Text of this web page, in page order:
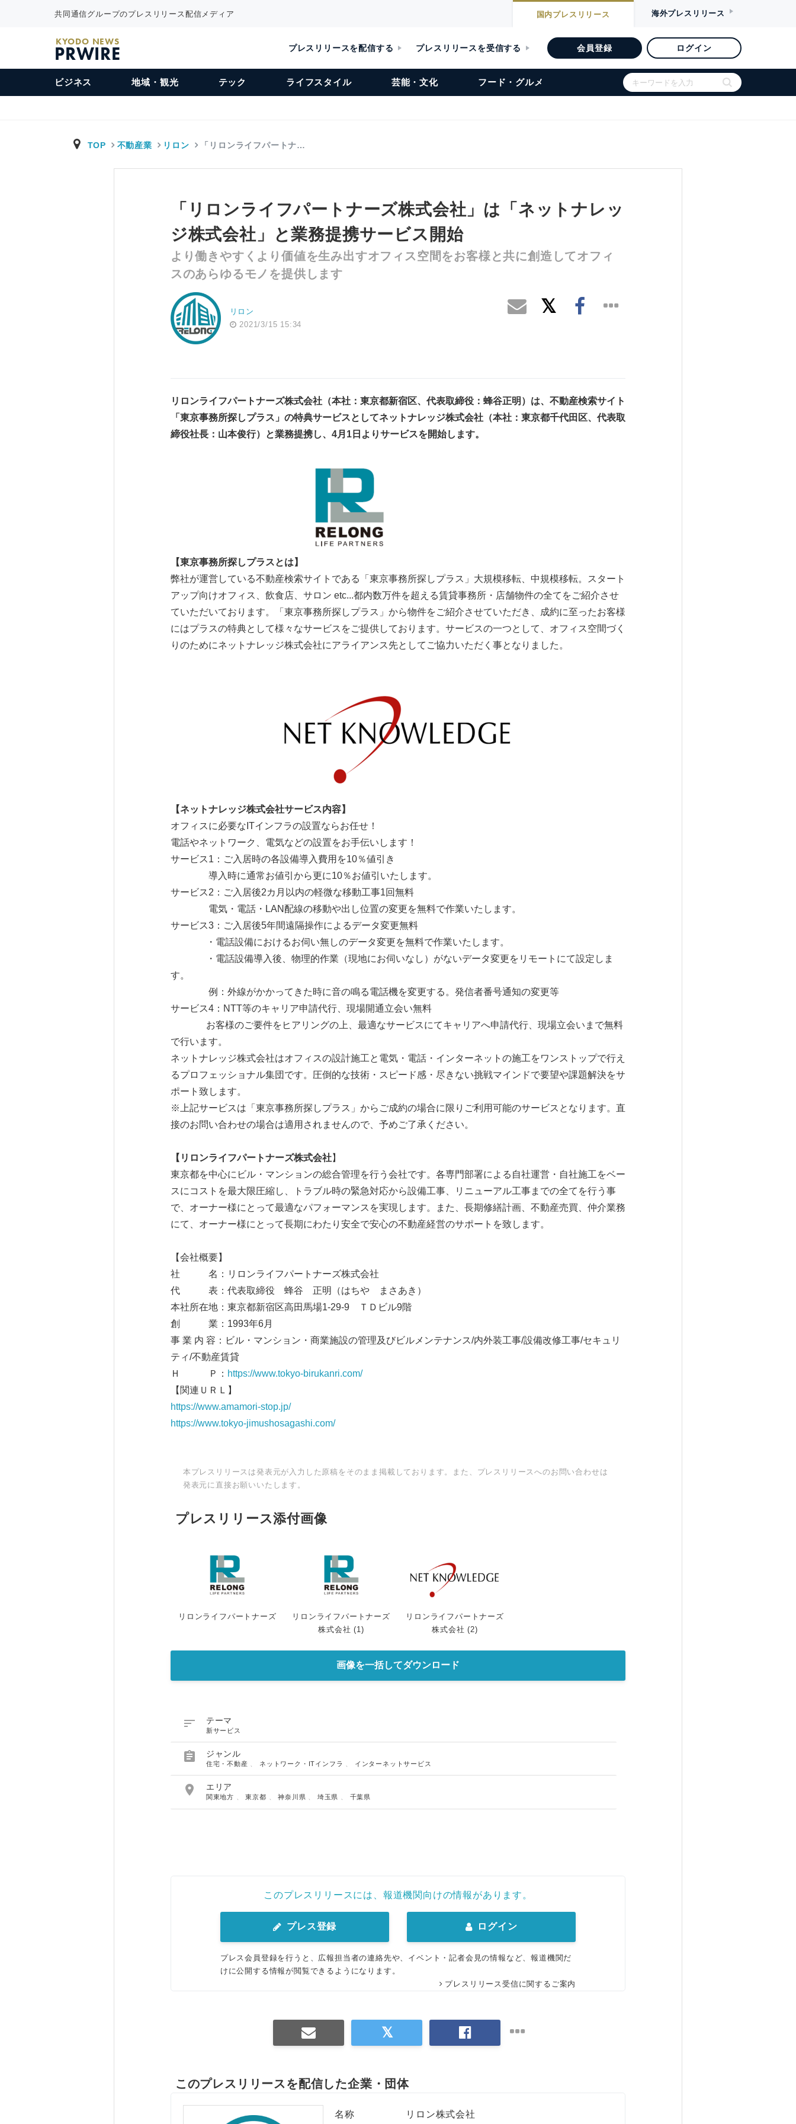
共同通信グループのプレスリリース配信メディア 国内プレスリリース 海外プレスリリース
KYODO NEWS
PRWIRE プレスリリースを配信する プレスリリースを受信する 会員登録 ログイン
ビジネス 地域・観光 テック ライフスタイル 芸能・文化 フード・グルメ
TOP 不動産業 リロン 「リロンライフパートナ…
「リロンライフパートナーズ株式会社」は「ネットナレッ
ジ株式会社」と業務提携サービス開始
より働きやすくより価値を生み出すオフィス空間をお客様と共に創造してオフィ
スのあらゆるモノを提供します
リロン
2021/3/15 15:34
リロンライフパートナーズ株式会社（本社：東京都新宿区、代表取締役：蜂谷正明）は、不動産検索サイト
「東京事務所探しプラス」の特典サービスとしてネットナレッジ株式会社（本社：東京都千代田区、代表取
締役社長：山本俊行）と業務提携し、4月1日よりサービスを開始します。
【東京事務所探しプラスとは】
弊社が運営している不動産検索サイトである「東京事務所探しプラス」大規模移転、中規模移転。スタート
アップ向けオフィス、飲食店、サロン etc...都内数万件を超える賃貸事務所・店舗物件の全てをご紹介させ
ていただいております。「東京事務所探しプラス」から物件をご紹介させていただき、成約に至ったお客様
にはプラスの特典として様々なサービスをご提供しております。サービスの一つとして、オフィス空間づく
りのためにネットナレッジ株式会社にアライアンス先としてご協力いただく事となりました。
【ネットナレッジ株式会社サービス内容】
オフィスに必要なITインフラの設置ならお任せ！
電話やネットワーク、電気などの設置をお手伝いします！
サービス1：ご入居時の各設備導入費用を10％値引き
導入時に通常お値引から更に10％お値引いたします。
サービス2：ご入居後2カ月以内の軽微な移動工事1回無料
電気・電話・LAN配線の移動や出し位置の変更を無料で作業いたします。
サービス3：ご入居後5年間遠隔操作によるデータ変更無料
・電話設備におけるお伺い無しのデータ変更を無料で作業いたします。
・電話設備導入後、物理的作業（現地にお伺いなし）がないデータ変更をリモートにて設定しま
す。
例：外線がかかってきた時に音の鳴る電話機を変更する。発信者番号通知の変更等
サービス4：NTT等のキャリア申請代行、現場開通立会い無料
お客様のご要件をヒアリングの上、最適なサービスにてキャリアへ申請代行、現場立会いまで無料
で行います。
ネットナレッジ株式会社はオフィスの設計施工と電気・電話・インターネットの施工をワンストップで行え
るプロフェッショナル集団です。圧倒的な技術・スピード感・尽きない挑戦マインドで要望や課題解決をサ
ポート致します。
※上記サービスは「東京事務所探しプラス」からご成約の場合に限りご利用可能のサービスとなります。直
接のお問い合わせの場合は適用されませんので、予めご了承ください。
【リロンライフパートナーズ株式会社】
東京都を中心にビル・マンションの総合管理を行う会社です。各専門部署による自社運営・自社施工をベー
スにコストを最大限圧縮し、トラブル時の緊急対応から設備工事、リニューアル工事までの全てを行う事
で、オーナー様にとって最適なパフォーマンスを実現します。また、長期修繕計画、不動産売買、仲介業務
にて、オーナー様にとって長期にわたり安全で安心の不動産経営のサポートを致します。
【会社概要】
社 名：リロンライフパートナーズ株式会社
代 表：代表取締役 蜂谷 正明（はちや まさあき）
本社所在地：東京都新宿区高田馬場1-29-9 ＴＤビル9階
創 業：1993年6月
事 業 内 容：ビル・マンション・商業施設の管理及びビルメンテナンス/内外装工事/設備改修工事/セキュリ
ティ/不動産賃貸
Ｈ Ｐ： https://www.tokyo-birukanri.com/
【関連ＵＲＬ】
https://www.amamori-stop.jp/
https://www.tokyo-jimushosagashi.com/
本プレスリリースは発表元が入力した原稿をそのまま掲載しております。また、プレスリリースへのお問い合わせは
発表元に直接お願いいたします。
プレスリリース添付画像
リロンライフパートナーズ
リロンライフパートナーズ
株式会社 (1)
リロンライフパートナーズ
株式会社 (2)
画像を一括してダウンロード
 テーマ
新サービス
 ジャンル
住宅・不動産 ネットワーク・ITインフラ インターネットサービス
 エリア
関東地方 、東京都 、神奈川県 埼玉県 千葉県
このプレスリリースには、報道機関向けの情報があります。
プレス登録 ログイン
プレス会員登録を行うと、広報担当者の連絡先や、イベント・記者会見の情報など、報道機関だ
けに公開する情報が閲覧できるようになります。
プレスリリース受信に関するご案内
このプレスリリースを配信した企業・団体
名称 リロン株式会社
Japanese
English